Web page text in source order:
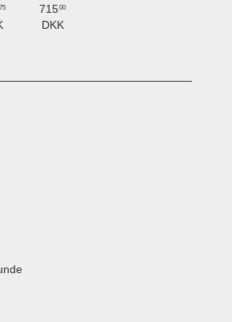
75 71500
DKK